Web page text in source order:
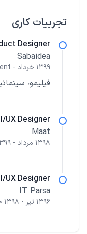
تجربیات کاری
Designer
Sabaidea
۱۳۹۹ خرداد - Present
فیلیمو،
UX Designer
Maat
۱۳۹۸ مرداد - ۱۳۹۹ تیر
UX Designer
IT Parsa
۱۳۹۶ تیر - ۱۳۹۸ خرداد